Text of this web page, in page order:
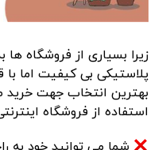
زیرا بسیاری از فروشگاه
پلاستیکی بی کیفیت اما با
بهترین انتخاب جهت
استفاده از فروشگاه